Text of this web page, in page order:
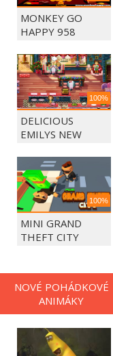
MONKEY GO
HAPPY 958
100%
DELICIOUS
EMILYS NEW
100%
MINI GRAND
THEFT CITY
NOVÉ POHÁDKOVÉ
ANIMÁKY